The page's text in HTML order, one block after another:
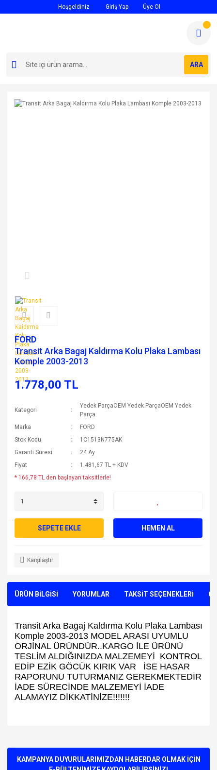
Hoşgeldiniz Giriş Yap Üye Ol
ARA
FORD
Transit Arka Bagaj Kaldırma Kolu Plaka Lambası
Komple 2003-2013
1.778,00 TL
Kategori
Yedek ParçaOEM Yedek ParçaOEM Yedek
Parça
Marka
FORD
Stok Kodu
1C1513N775AK
Garanti Süresi
24 Ay
Fiyat
1.481,67 TL + KDV
* 166,78 TL den başlayan taksitlerle!
SEPETE EKLE HEMEN AL
Karşılaştır
ÜRÜN BİLGİSİ YORUMLAR TAKSİT SEÇENEKLERİ
Transit Arka Bagaj Kaldırma Kolu Plaka Lambası
Komple 2003-2013 MODEL ARASI UYUMLU
ORJİNAL ÜRÜNDÜR..KARGO İLE ÜRÜNÜ
TESLİM ALDIĞINIZDA MALZEMEYİ KONTROL
EDİP EZİK GÖCÜK KIRIK VAR İSE HASAR
RAPORUNU TUTURMANIZ GEREKMEKTEDİR
İADE SÜRECİNDE MALZEMEYİ İADE
ALAMAYIZ DİKKATİNİZE!!!!!!!
kullanarak tarafımıza iletebilirsiniz.
Görüş ve önerileriniz için teşekkür ederiz.
KAMPANYA DUYURULARIMIZDAN HABERDAR OLMAK İÇİN